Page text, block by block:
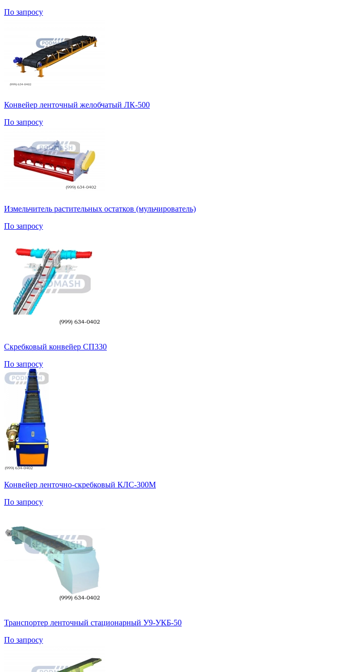
По запросу
Конвейер ленточный желобчатый ЛК-500
По запросу
Измельчитель растительных остатков (мульчирователь)
По запросу
Скребковый конвейер СП330
По запросу
Конвейер ленточно-скребковый КЛС-300М
По запросу
Транспортер ленточный стационарный У9-УКБ-50
По запросу